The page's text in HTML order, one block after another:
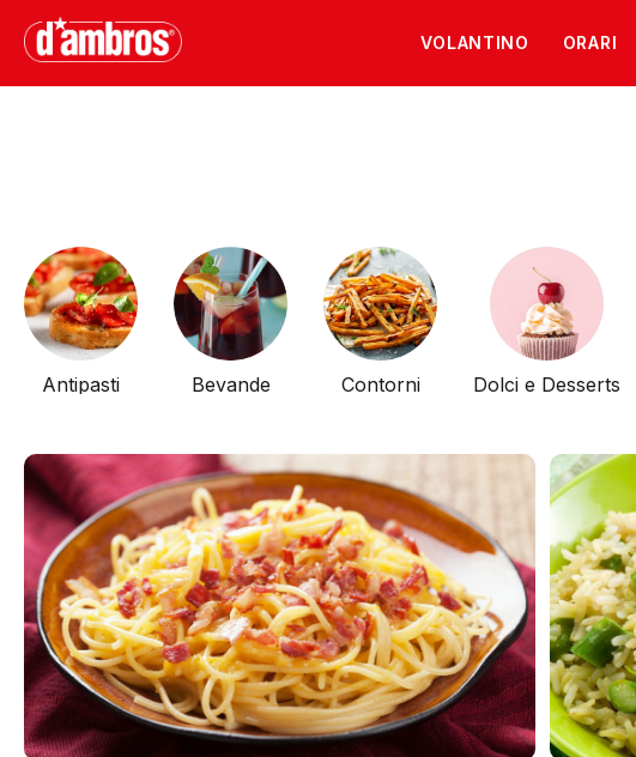
VOLANTINO ORARI
Antipasti Bevande Contorni Dolci e Desserts